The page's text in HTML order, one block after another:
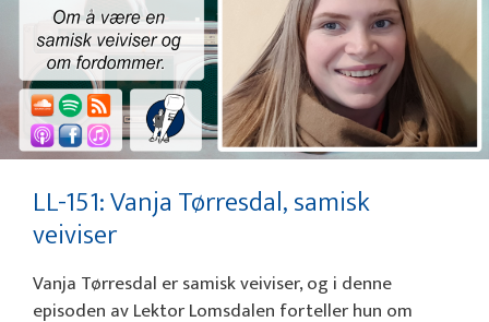
LL-151: Vanja Tørresdal, samisk
veiviser
Vanja Tørresdal er samisk veiviser, og i denne
episoden av Lektor Lomsdalen forteller hun om